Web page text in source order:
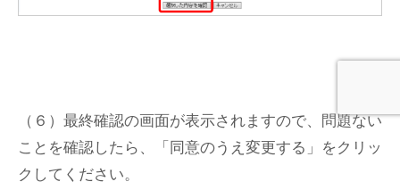
（６）最終確認の画面が表示されますので、問題ない
ことを確認したら、「同意のうえ変更する」をクリッ
クしてください。